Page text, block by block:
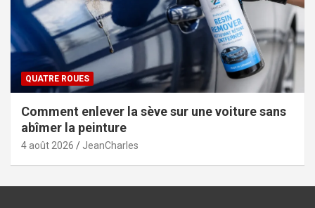
QUATRE ROUES
Comment enlever la sève sur une voiture sans
abîmer la peinture
4 août 2026 JeanCharles